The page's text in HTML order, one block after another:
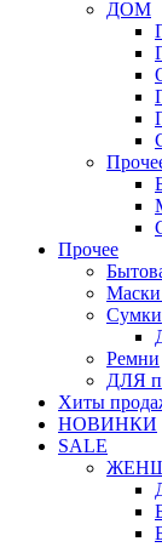
ДОМ
Прочее
Маски
Сумки
Ремни
ДЛЯ
Хиты
НОВИНКИ
SALE